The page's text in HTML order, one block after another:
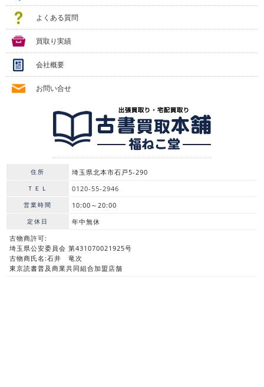
よくある質問
買取り実績
会社概要
お問い合せ
住所 埼玉県北本市石戸5-290
ＴＥＬ 0120-55-2946
営業時間 10:00～20:00
定休日
年中無休
古物商許可:
埼玉県公安委員会 第431070021925号
古物商氏名:石井 竜次
東京読書普及商業共同組合加盟店舗